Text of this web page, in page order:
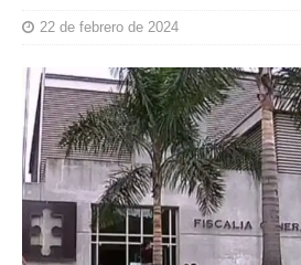
22 de febrero de 2024